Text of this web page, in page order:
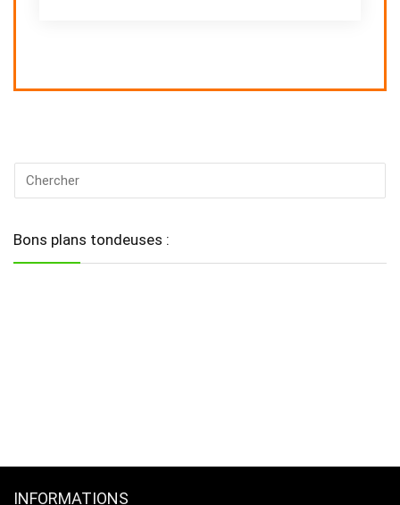
Bons plans tondeuses :
INFORMATIONS